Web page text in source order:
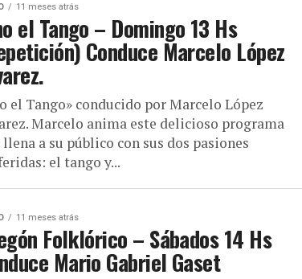
11 meses atrás
el Tango – Domingo 13 Hs
Conduce Marcelo López
el Tango» conducido por Marcelo López
Marcelo anima este delicioso programa
llena a su público con sus dos pasiones
el tango y...
11 meses atrás
Folklórico – Sábados 14 Hs
Mario Gabriel Gaset